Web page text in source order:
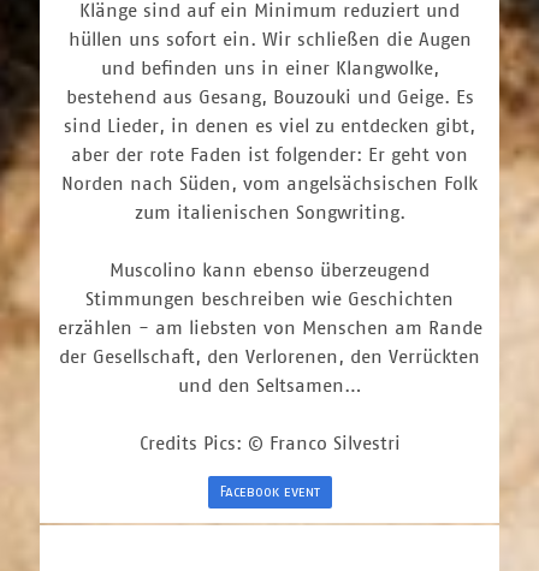
Klänge sind auf ein Minimum reduziert und
hüllen uns sofort ein. Wir schließen die Augen
und befinden uns in einer Klangwolke,
bestehend aus Gesang, Bouzouki und Geige. Es
sind Lieder, in denen es viel zu entdecken gibt,
aber der rote Faden ist folgender: Er geht von
Norden nach Süden, vom angelsächsischen Folk
zum italienischen Songwriting.
Muscolino kann ebenso überzeugend
Stimmungen beschreiben wie Geschichten
erzählen - am liebsten von Menschen am Rande
der Gesellschaft, den Verlorenen, den Verrückten
und den Seltsamen…
Credits Pics: © Franco Silvestri
Facebook event